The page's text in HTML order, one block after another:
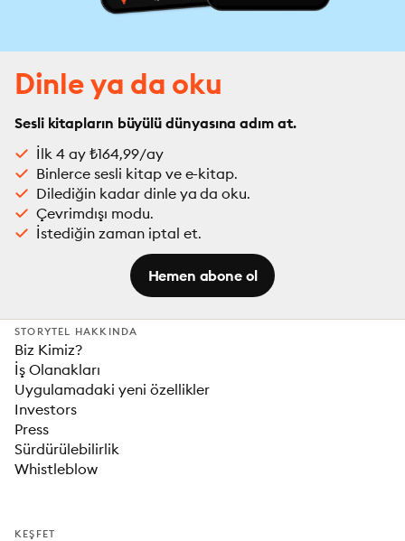
Dinle ya da oku
Sesli kitapların büyülü dünyasına adım at.
İlk 4 ay ₺164,99/ay
Binlerce sesli kitap ve e-kitap.
Dilediğin kadar dinle ya da oku.
Çevrimdışı modu.
İstediğin zaman iptal et.
Hemen abone ol
STORYTEL HAKKINDA
Biz Kimiz?
İş Olanakları
Uygulamadaki yeni özellikler
Investors
Press
Sürdürülebilirlik
Whistleblow
KEŞFET